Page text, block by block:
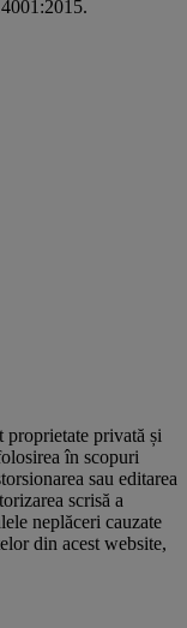
privată și
în scopuri
sau editarea
scrisă a
neplăceri cauzate
din acest website,